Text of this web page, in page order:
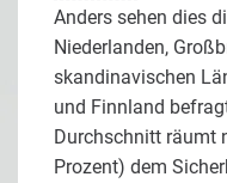
Anders sehen dies
Niederlanden,
skandinavischen
und Finnland
Durchschnitt räumt
Prozent) dem